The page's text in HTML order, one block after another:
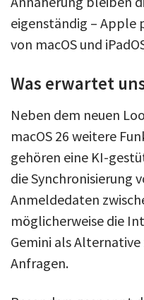
eigenständig – Apple
von macOS und
Was erwartet
Neben dem neuen
macOS 26 weitere
gehören eine KI-
die Synchronisierung
Anmeldedaten
möglicherweise die
Gemini als Alternative
Anfragen.